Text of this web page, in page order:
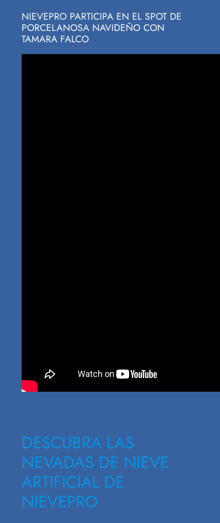
NIEVEPRO PARTICIPA EN EL SPOT DE
PORCELANOSA NAVIDEÑO CON
TAMARA FALCO
DESCUBRA LAS
NEVADAS DE NIEVE
ARTIFICIAL DE
NIEVEPRO